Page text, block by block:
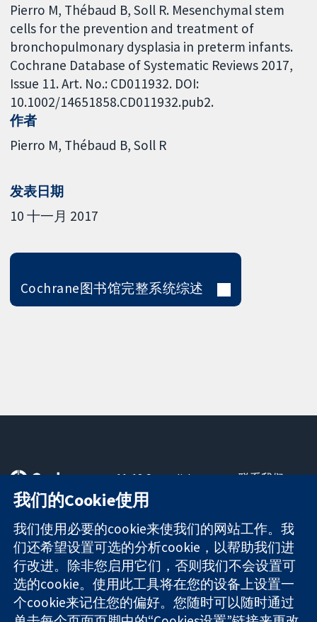
Pierro M, Thébaud B, Soll R. Mesenchymal stem
cells for the prevention and treatment of
bronchopulmonary dysplasia in preterm infants.
Cochrane Database of Systematic Reviews 2017,
Issue 11. Art. No.: CD011932. DOI:
10.1002/14651858.CD011932.pub2.
作者
Pierro M Thébaud B Soll R
发表日期
10 十一月 2017
Cochrane图书馆完整系统综述
可信任的证据
知情决定
更完善的医疗健
康
11-13 Cavendish
Square
London
W1G 0AN
United Kingdom
联系我们
关于我们
工作机会
Cochrane
Library
我们的Cookie使用
我们使用必要的cookie来使我们的网站工作。我
们还希望设置可选的分析cookie，以帮助我们进
行改进。除非您启用它们，否则我们不会设置可
选的cookie。使用此工具将在您的设备上设置一
个cookie来记住您的偏好。您随时可以随时通过